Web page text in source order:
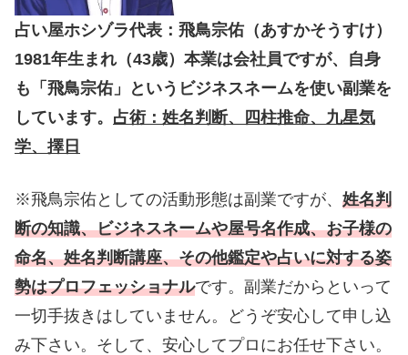
占い屋ホシゾラ代表：飛鳥宗佑（あすかそうすけ）
1981年生まれ（43歳）本業は会社員ですが、自身
も「飛鳥宗佑」というビジネスネームを使い副業を
しています。 占術：姓名判断、四柱推命、九星気
学、擇日
※飛鳥宗佑としての活動形態は副業ですが、 姓名判
断の知識、ビジネスネームや屋号名作成、お子様の
命名、姓名判断講座、その他鑑定や占いに対する姿
勢はプロフェッショナルです。副業だからといって
一切手抜きはしていません。どうぞ安心して申し込
み下さい。そして、安心してプロにお任せ下さい。